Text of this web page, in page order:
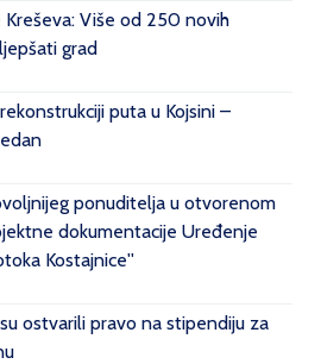
Više od 250 novih
grad
puta u Kojsini –
ponuditelja u otvorenom
dokumentacije Uređenje
Kostajnice''
ostvarili pravo na stipendiju za